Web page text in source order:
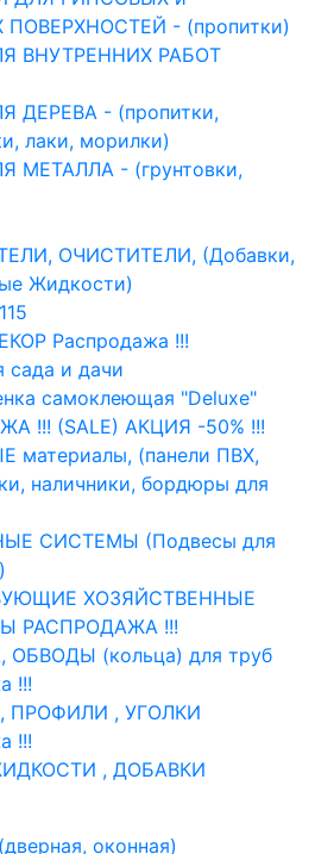
- (пропитки)
ВНУТРЕННИХ РАБОТ
ДЕРЕВА - (пропитки,
лаки, морилки)
МЕТАЛЛА - (грунтовки,
ОЧИСТИТЕЛИ, (Добавки,
Жидкости)
Распродажа !!!
и дачи
самоклеющая "Deluxe"
!!! (SALE) АКЦИЯ -50% !!!
материалы, (панели ПВХ,
наличники, бордюры для
СИСТЕМЫ (Подвесы для
ХОЗЯЙСТВЕННЫЕ
РАСПРОДАЖА !!!
ОБВОДЫ (кольца) для труб
!!!
ПРОФИЛИ , УГОЛКИ
!!!
, ДОБАВКИ
оконная)